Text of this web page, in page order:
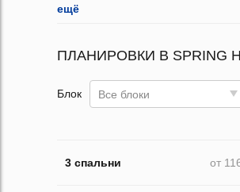
ещё
ПЛАНИРОВКИ В SPRING
Блок Все блоки
3 спальни от